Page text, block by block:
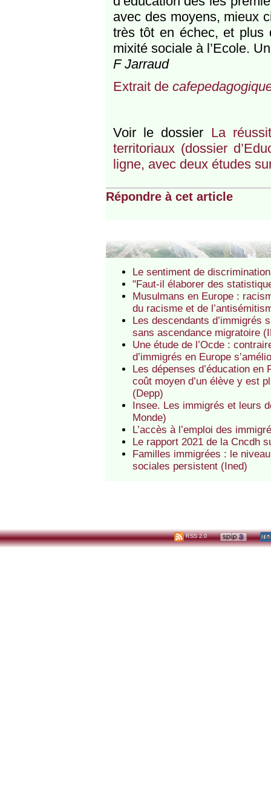
avec des moyens, mieux
très tôt en échec, et plus
mixité sociale à l’Ecole.
F Jarraud
Extrait de
Voir le dossier La
territoriaux (dossier
ligne, avec deux études
Répondre à cet article
Le sentiment de
"Faut-il élaborer des
Musulmans en Europe :
du racisme et de
Les descendants d’immigrés
sans ascendance migratoire
Une étude de l’Ocde :
d’immigrés en Europe
Les dépenses d’éducation
coût moyen d’un élève y est
(Depp)
Insee. Les immigrés et leurs
Monde)
L’accès à l’emploi des
Le rapport 2021 de la Cncdh
Familles immigrées : le
sociales persistent (Ined)
RSS 2.0